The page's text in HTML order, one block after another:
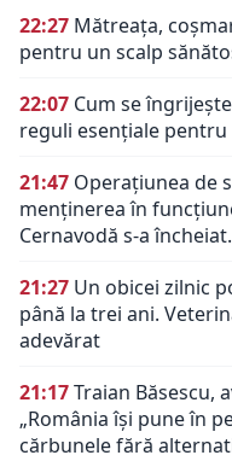
22:27 Mătreața,
pentru un scalp
22:07 Cum se
reguli esențiale
21:47 Operațiunea de
menținerea în
Cernavodă s-a
21:27 Un obicei zilnic
până la trei ani.
adevărat
21:17Traian Băsescu,
„România își pune în
cărbunele fără